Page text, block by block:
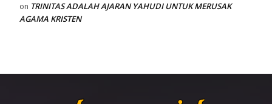
on TRINITAS ADALAH AJARAN YAHUDI UNTUK MERUSAK
AGAMA KRISTEN